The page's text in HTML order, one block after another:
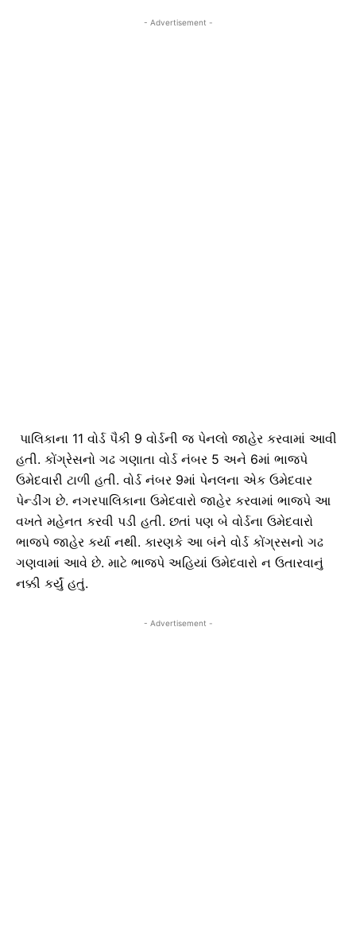
- Advertisement -
પાલિકાના 11 વોર્ડ પૈકી 9 વોર્ડની જ પેનલો જાહેર કરવામાં આવી
હતી. કોંગ્રેસનો ગઢ ગણાતા વોર્ડ નંબર 5 અને 6માં ભાજપે
ઉમેદવારી ટાળી હતી. વોર્ડ નંબર 9માં પેનલના એક ઉમેદવાર
પેન્ડીંગ છે. નગરપાલિકાના ઉમેદવારો જાહેર કરવામાં ભાજપે આ
વખતે મહેનત કરવી પડી હતી. છતાં પણ બે વોર્ડના ઉમેદવારો
ભાજપે જાહેર કર્યા નથી. કારણકે આ બંને વોર્ડ કોંગ્રસનો ગઢ
ગણવામાં આવે છે. માટે ભાજપે અહિયાં ઉમેદવારો ન ઉતારવાનું
નક્કી કર્યું હતું.
- Advertisement -